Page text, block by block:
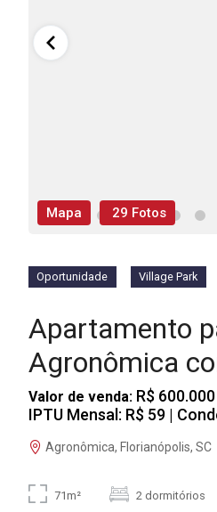
Mapa 29 Fotos
Oportunidade Village Park
Apartamento
Agronômica
Valor de venda: R$ 600.000
IPTU Mensal: R$ 59 |
Agronômica, Florianópolis, SC
71m² 2 dormitórios